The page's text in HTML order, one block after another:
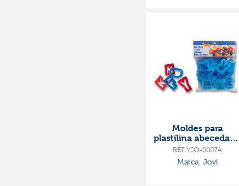
Moldes para
plastilina abecedario
26 unidades jovi
REF:YJO-0007A
Marca: Jovi